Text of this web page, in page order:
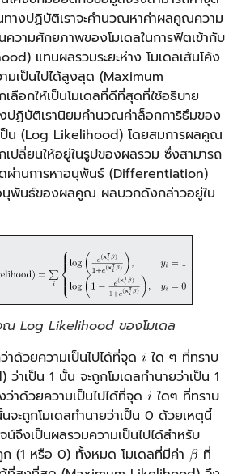
ทางปฏิบัติเราจะคำนวณหาค่าผลคูณความ
ความศักยภาพของโมเดลในการฟิตเข้ากับ
แทนผลรวมระยะห่าง โมเดลเส้นโค้ง
มเป็นไปได้สูงสุด (Maximum
ลือกให้เป็นโมเดลที่ดีที่สุดที่ใช้อธิบาย
ปฏิบัติเรานิยมคำนวณค่าล็อกการิธึมของ
ป็น (Log Likelihood) โดยสมการผลคูณ
เปลี่ยนให้อยู่ในรูปของผลรวม ซึ่งสามารถ
ผ่านการหาอนุพันธ์ (Differentiation)
นุพันธ์ของผลคูณ ผลบวกดังกล่าวอยู่ใน
ณ Log Likelihood ของโมเดล
ด้วยความเป็นไปได้ที่จุด
ใด ๆ ที่ทราบ
าเป็น 1 นั้น จะถูกโมเดลทำนายว่าเป็น 1
าด้วยความเป็นไปได้ที่จุด
ใดๆ ที่ทราบ
จะถูกโมเดลทำนายว่าเป็น 0 ด้วยเหตุนี้
จึงเป็นผลรวมความเป็นไปได้สำหรับ
(1 หรือ 0) ทั้งหมด โมเดลที่มีค่า
ที่